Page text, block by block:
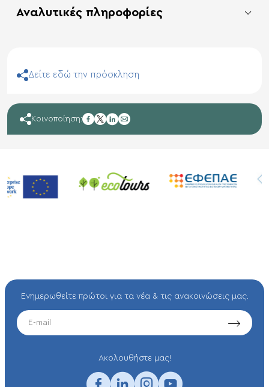
Αναλυτικές πληροφορίες
Δείτε εδώ την πρόσκληση
Κοινοποίηση: facebook
twitter
linkedin
mail
Ενημερωθείτε πρώτοι για τα νέα & τις ανακοινώσεις μας.
EMAIL
Aκολουθήστε μας!